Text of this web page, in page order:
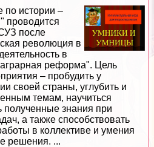
по истории –
проводится
после
революция в
в
реформа". Цель
– пробудить у
своей страны, углубить и
темам, научиться
полученные знания при
а также способствовать
в коллективе и умения
решения. ...